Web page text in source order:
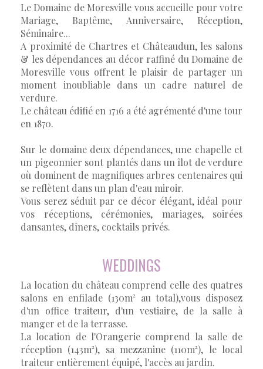
Le Domaine de Moresville vous accueille pour votre
Mariage, Baptême, Anniversaire, Réception,
Séminaire...
A proximité de Chartres et Châteaudun, les salons
& les dépendances au décor raffiné du Domaine de
Moresville vous offrent le plaisir de partager un
moment inoubliable dans un cadre naturel de
verdure.
Le château édifié en 1716 a été agrémenté d'une tour
en 1870.
Sur le domaine deux dépendances, une chapelle et
un pigeonnier sont plantés dans un îlot de verdure
où dominent de magnifiques arbres centenaires qui
se reflètent dans un plan d'eau miroir.
Vous serez séduit par ce décor élégant, idéal pour
vos réceptions, cérémonies, mariages, soirées
dansantes, dîners, cocktails privés.
WEDDINGS
La location du château comprend celle des quatres
salons en enfilade (130m² au total),vous disposez
d'un office traiteur, d'un vestiaire, de la salle à
manger et de la terrasse.
La location de l'Orangerie comprend la salle de
réception (143m²), sa mezzanine (110m²), le local
traiteur entièrement équipé, l'accès au jardin.